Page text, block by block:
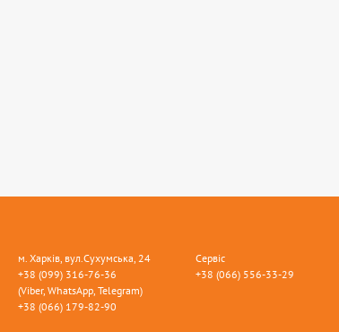
м. Харків, вул.Сухумська, 24
+38 (099) 316-76-36
(Viber, WhatsApp, Telegram)
+38 (066) 179-82-90
Сервіс
+38 (066) 556-33-29